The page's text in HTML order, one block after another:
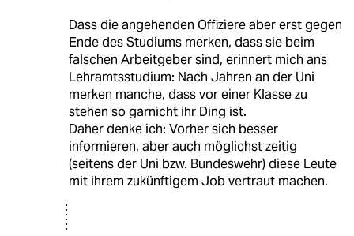
Dass die angehenden Offiziere aber erst gegen
Ende des Studiums merken, dass sie beim
falschen Arbeitgeber sind, erinnert mich ans
Lehramtsstudium: Nach Jahren an der Uni
merken manche, dass vor einer Klasse zu
stehen so garnicht ihr Ding ist.
Daher denke ich: Vorher sich besser
informieren, aber auch möglichst zeitig
(seitens der Uni bzw. Bundeswehr) diese Leute
mit ihrem zukünftigem Job vertraut machen.